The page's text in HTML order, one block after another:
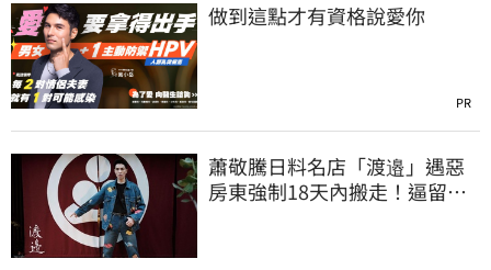
做到這點才有資格說愛你
PR
蕭敬騰日料名店「渡邉」遇惡
房東強制18天內搬走！逼留裝